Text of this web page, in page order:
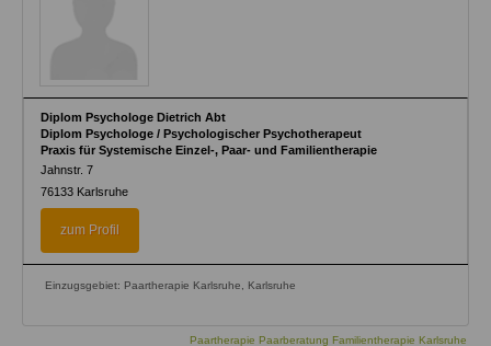
Diplom Psychologe Dietrich Abt
Diplom Psychologe / Psychologischer Psychotherapeut
Praxis für Systemische Einzel-, Paar- und Familientherapie
Jahnstr. 7
76133 Karlsruhe
zum Profil
Einzugsgebiet: Paartherapie Karlsruhe, Karlsruhe
Paartherapie Paarberatung Familientherapie Karlsruhe